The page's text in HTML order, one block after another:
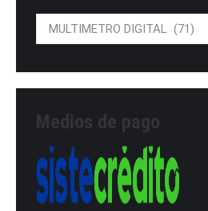
Medios de pago